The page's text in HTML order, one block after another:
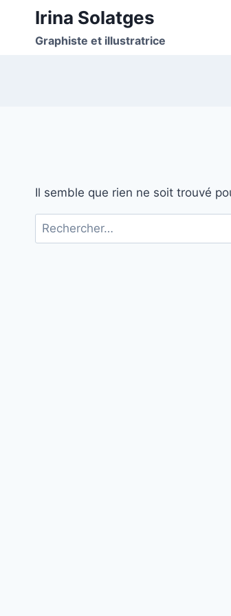
contenu
Irina Solatges
Graphiste et illustratrice
Il semble que rien ne soit trouvé
Rechercher :